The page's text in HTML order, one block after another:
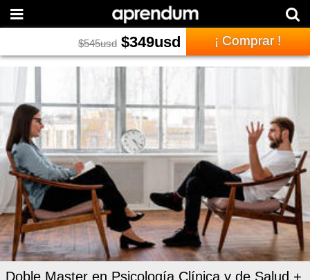
$545usd $349usd ¡ Comprar !
Doble Master en Psicología Clínica y de Salud +